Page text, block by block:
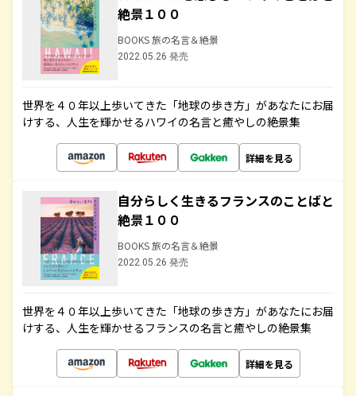
絶景１００
BOOKS 旅の名言＆絶景
2022.05.26 発売
世界を４０年以上歩いてきた「地球の歩き方」があなたにお届
けする、人生を輝かせるハワイの名言と癒やしの絶景集
詳細を見る
自分らしく生きるフランスのことばと
絶景１００
BOOKS 旅の名言＆絶景
2022.05.26 発売
世界を４０年以上歩いてきた「地球の歩き方」があなたにお届
けする、人生を輝かせるフランスの名言と癒やしの絶景集
詳細を見る